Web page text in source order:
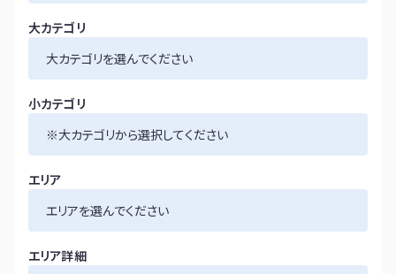
大カテゴリ
小カテゴリ
エリア
エリア詳細